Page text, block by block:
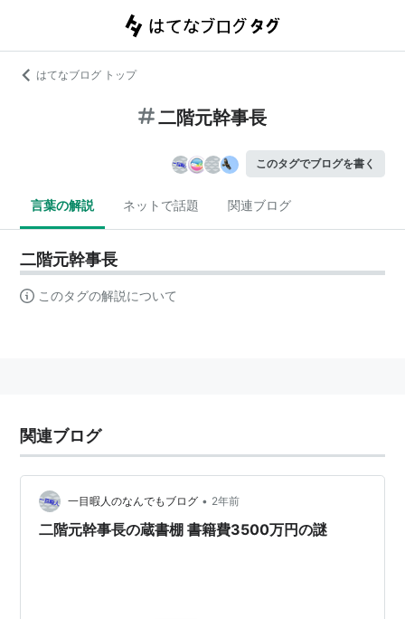
はてなブログ トップ
二階元幹事長
このタグでブログを書く
言葉の解説 ネットで話題 関連ブログ
二階元幹事長
このタグの解説について
関連ブログ
一目暇人のなんでもブログ • 2年前
二階元幹事長の蔵書棚 書籍費3500万円の謎